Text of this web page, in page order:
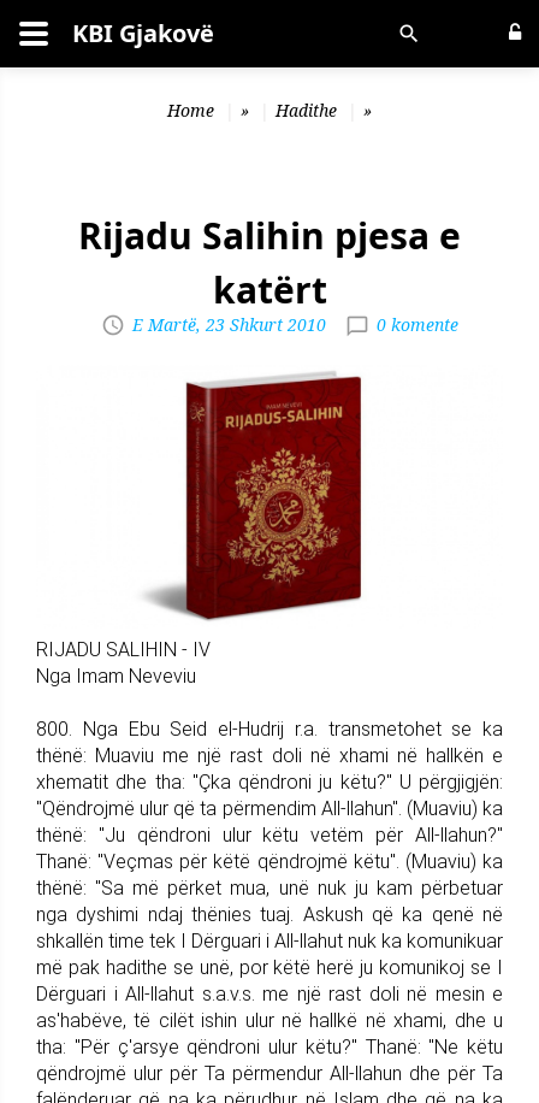
Kërko KBI Gjakovë
Home » Hadithe »
Rijadu Salihin pjesa e
katërt
E Martë, 23 Shkurt 2010 0 komente
RIJADU SALIHIN - IV
Nga Imam Neveviu
800. Nga Ebu Seid el-Hudrij r.a. trans­me­tohet se ka
thënë: Muaviu me një rast doli në xhami në hall­kën e
xhematit dhe tha: "Çka qën­droni ju këtu?" U përgjigjën:
"Qëndrojmë ulur që ta përmendim All-llahun". (Muaviu) ka
thënë: "Ju qëndroni ulur këtu vetëm për All-llahun?"
Thanë: "Veçmas për këtë qëndrojmë këtu". (Muaviu) ka
thënë: "Sa më përket mua, unë nuk ju kam përbetuar
nga dyshimi ndaj thënies tuaj. Askush që ka qenë në
shkallën time tek I Dërguari i All-llahut nuk ka komunikuar
më pak hadithe se unë, por këtë herë ju komunikoj se I
Dërguari i All-llahut s.a.v.s. me një rast doli në mesin e
as'habëve, të cilët ishin ulur në hallkë në xhami, dhe u
tha: "Për ç'arsye qëndroni ulur këtu?" Thanë: "Ne këtu
qëndrojmë ulur për Ta përmendur All-llahun dhe për Ta